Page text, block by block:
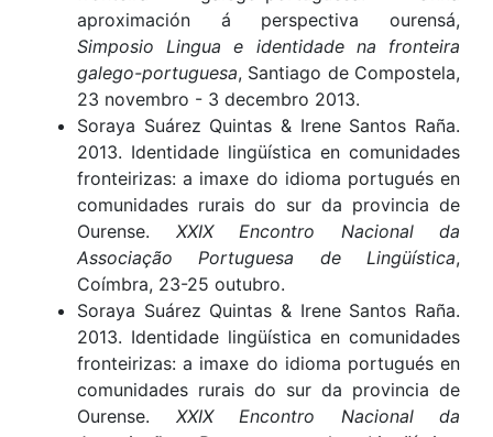
aproximación á perspectiva ourensá,
Simposio Lingua e identidade na fronteira
galego-portuguesa, Santiago de Compostela,
23 novembro - 3 decembro 2013.
Soraya Suárez Quintas & Irene Santos Raña.
2013. Identidade lingüística en comunidades
fronteirizas: a imaxe do idioma portugués en
comunidades rurais do sur da provincia de
Ourense. XXIX Encontro Nacional da
Associação Portuguesa de Lingüística,
Coímbra, 23-25 outubro.
Soraya Suárez Quintas & Irene Santos Raña.
2013. Identidade lingüística en comunidades
fronteirizas: a imaxe do idioma portugués en
comunidades rurais do sur da provincia de
Ourense. XXIX Encontro Nacional da